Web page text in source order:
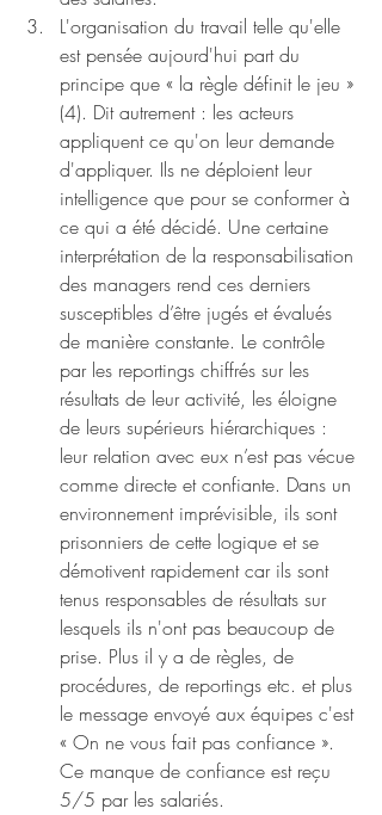
L'organisation du travail telle qu'elle
est pensée aujourd'hui part du
principe que « la règle définit le jeu »
(4). Dit autrement : les acteurs
appliquent ce qu'on leur demande
d'appliquer. Ils ne déploient leur
intelligence que pour se conformer à
ce qui a été décidé. Une certaine
interprétation de la responsabilisation
des managers rend ces derniers
susceptibles d’être jugés et évalués
de manière constante. Le contrôle
par les reportings chiffrés sur les
résultats de leur activité, les éloigne
de leurs supérieurs hiérarchiques :
leur relation avec eux n’est pas vécue
comme directe et confiante. Dans un
environnement imprévisible, ils sont
prisonniers de cette logique et se
démotivent rapidement car ils sont
tenus responsables de résultats sur
lesquels ils n'ont pas beaucoup de
prise. Plus il y a de règles, de
procédures, de reportings etc. et plus
le message envoyé aux équipes c'est
« On ne vous fait pas confiance ».
Ce manque de confiance est reçu
5/5 par les salariés.